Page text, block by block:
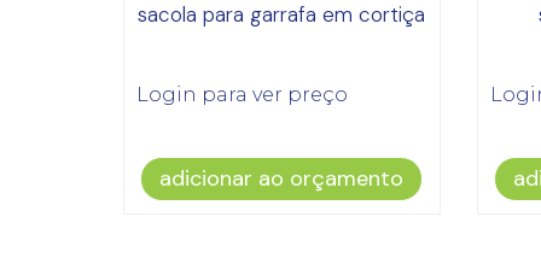
sacola para garrafa em cortiça
Login para ver preço
adicionar ao orçamento